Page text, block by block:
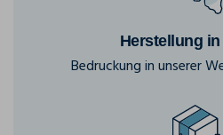
Herstellung
Bedruckung in unserer